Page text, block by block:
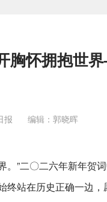
胸怀拥抱世
报 编辑：郭晓晖
。”二〇二六年新年贺
终站在历史正确一边